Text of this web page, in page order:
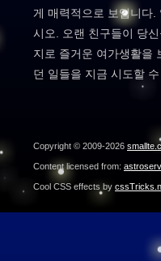
게 매력적으로 보입니다
시오. 오랜 친구들이 당
지로 즐거운 여가생활을
던 일들을 지금 시도할
Copyright © 2009-2026
Content licensed from:
Cool CSS effects by